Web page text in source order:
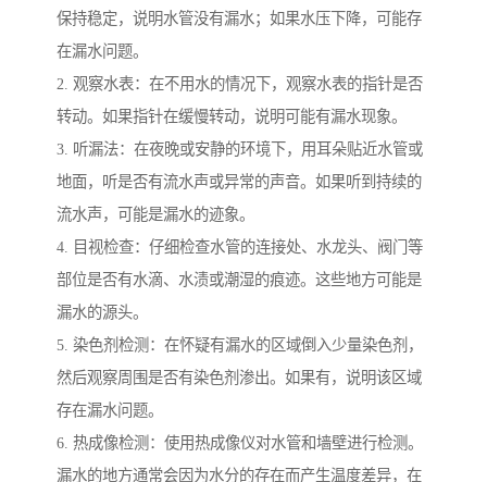
保持稳定，说明水管没有漏水；如果水压下降，可能存
在漏水问题。
2. 观察水表：在不用水的情况下，观察水表的指针是否
转动。如果指针在缓慢转动，说明可能有漏水现象。
3. 听漏法：在夜晚或安静的环境下，用耳朵贴近水管或
地面，听是否有流水声或异常的声音。如果听到持续的
流水声，可能是漏水的迹象。
4. 目视检查：仔细检查水管的连接处、水龙头、阀门等
部位是否有水滴、水渍或潮湿的痕迹。这些地方可能是
漏水的源头。
5. 染色剂检测：在怀疑有漏水的区域倒入少量染色剂，
然后观察周围是否有染色剂渗出。如果有，说明该区域
存在漏水问题。
6. 热成像检测：使用热成像仪对水管和墙壁进行检测。
漏水的地方通常会因为水分的存在而产生温度差异，在